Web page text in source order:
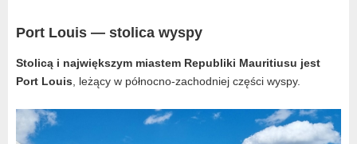
Port Louis — stolica wyspy
Stolicą i największym miastem Republiki Mauritiusu jest
Port Louis , leżący w północno-zachodniej części wyspy.